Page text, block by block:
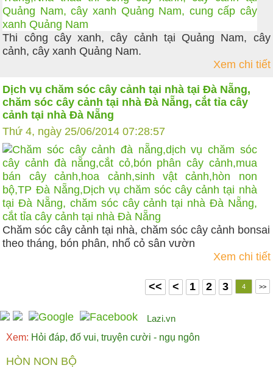
Thi công cây xanh, cây cảnh tại Quảng Nam, cây
cảnh, cây xanh Quảng Nam.
Xem chi tiết
Dịch vụ chăm sóc cây cảnh tại nhà tại Đà Nẵng,
chăm sóc cây cảnh tại nhà Đà Nẵng, cắt tỉa cây
cảnh tại nhà Đà Nẵng
Thứ 4, ngày 25/06/2014 07:28:57
Chăm sóc cây cảnh tại nhà, chăm sóc cây cảnh bonsai
theo tháng, bón phân, nhổ cỏ sân vườn
Xem chi tiết
<< < 1 2 3 4 >>
Lazi.vn
Xem: Hỏi đáp, đố vui, truyện cười - ngụ ngôn
HÒN NON BỘ